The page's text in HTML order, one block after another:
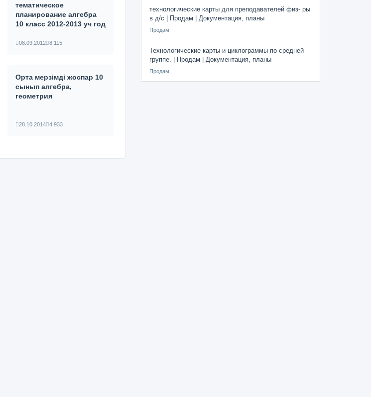
тематическое
планирование алгебра
10 класс 2012-2013 уч год
08.09.2012 8 115
Орта мерзімді жоспар 10
сынып алгебра,
геометрия
28.10.2014 4 933
технологические карты для преподавателей физ- ры
в д/с | Продам | Документация, планы
Продам
Технологические карты и циклограммы по средней
группе. | Продам | Документация, планы
Продам